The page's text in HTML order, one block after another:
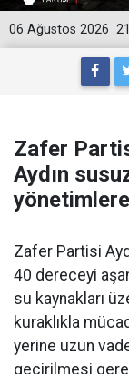
06 Ağustos 2026
Zafer
Aydın
Zafer Partisi
40 dereceyi
su kaynakları
kuraklıkla
yerine uzun
geçirilmesi